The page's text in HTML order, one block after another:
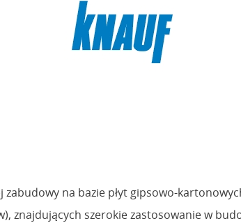
na bazie płyt gipsowo-
znajdujących szerokie zastosowanie w